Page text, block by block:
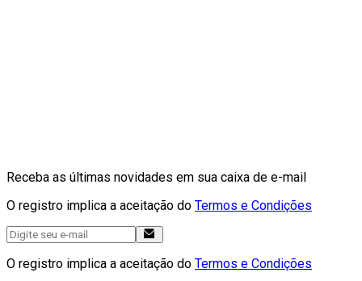
Receba as últimas novidades em sua caixa de e-mail
O registro implica a aceitação do Termos e Condições
O registro implica a aceitação do Termos e Condições